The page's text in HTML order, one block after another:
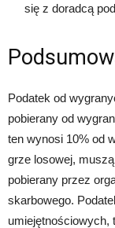
się z doradcą
Podatek od
pobierany od
ten wynosi 10% od
grze losowej,
pobierany przez
skarbowego.
umiejętnościowych,